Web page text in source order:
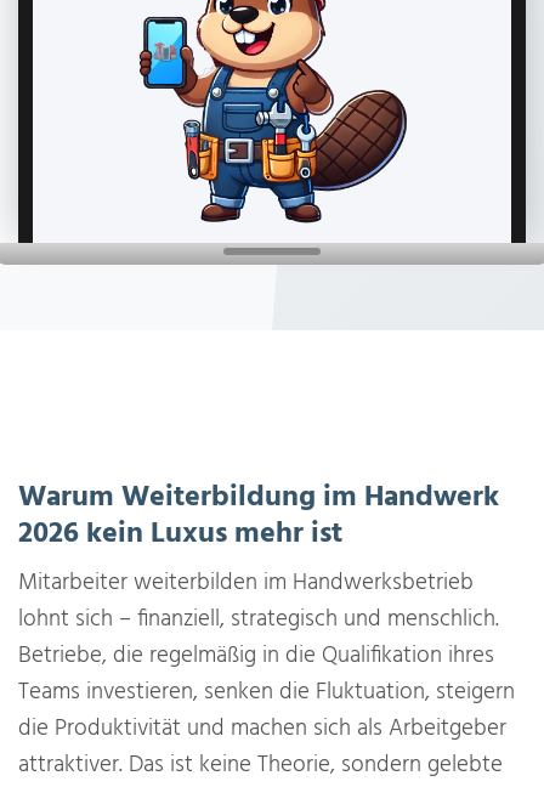
Warum Weiterbildung im Handwerk
2026 kein Luxus mehr ist
Mitarbeiter weiterbilden im Handwerksbetrieb
lohnt sich – finanziell, strategisch und menschlich.
Betriebe, die regelmäßig in die Qualifikation ihres
Teams investieren, senken die Fluktuation, steigern
die Produktivität und machen sich als Arbeitgeber
attraktiver. Das ist keine Theorie, sondern gelebte